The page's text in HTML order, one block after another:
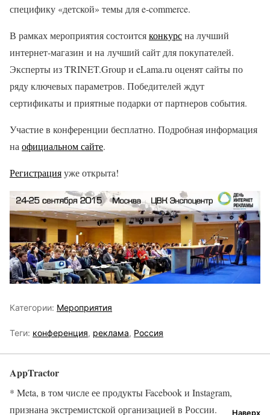
специфику «детской» темы для e-commerce.
В рамках мероприятия состоитсяконкурсна лучший
интернет-магазин и на лучший сайт для покупателей.
Эксперты из TRINET.Group и eLama.ru оценят сайты по
ряду ключевых параметров. Победителей ждут
сертификаты и приятные подарки от партнеров события.
Участие в конференции бесплатно. Подробная информация
на официальном сайте.
Регистрацияуже открыта!
Категории: Мероприятия
Теги: конференция, реклама, Россия
AppTractor
Наверх
* Meta, в том числе ее продукты Facebook и Instagram,
признана экстремистской организацией в России.